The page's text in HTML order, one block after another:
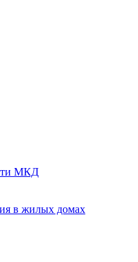
МКД
в жилых домах